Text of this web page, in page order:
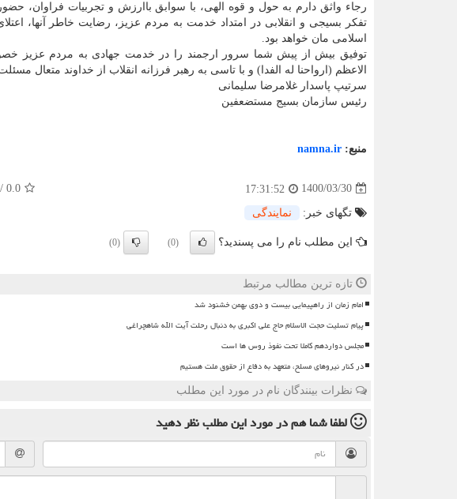
رجاء واثق دارم به حول و قوه الهی، با سوابق باارزش و تجربیات فراوان،
تفکر بسیجی و انقلابی در امتداد خدمت به مردم عزیز، رضایت خاطر آنها،
اسلامی مان خواهد بود.
توفیق بیش از پیش شما سرور ارجمند را در خدمت جهادی به مردم عزیز
الاعظم (ارواحنا له الفدا) و با تاسی به رهبر فرزانه انقلاب از خداوند متعال
سرتیپ پاسدار غلامرضا سلیمانی
رئیس سازمان بسیج مستضعفین
منبع: namna.ir
1400/03/30
17:31:52
0.0
تگهای خبر: نمایندگی
این مطلب نام را می پسندید؟ (0)
(0)
تازه ترین مطالب مرتبط
امام زمان از راهپیمایی بیست و دوی بهمن خشنود شد
پیام تسلیت حجت الاسلام حاج علی اکبری به دنبال رحلت آیت الله شاهچراغی
مجلس دواردهم کاملا تحت نفوذ روس ها است
در کنار نیروهای مسلح، متعهد به دفاع از حقوق ملت هستیم
نظرات بینندگان نام در مورد این مطلب
لطفا شما همدر مورد این مطلبنظر دهید